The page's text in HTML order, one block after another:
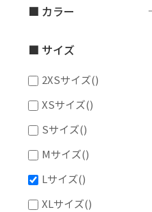
■ カラー
■ サイズ
2XSサイズ()
XSサイズ()
Sサイズ()
Mサイズ()
Lサイズ()
XLサイズ()